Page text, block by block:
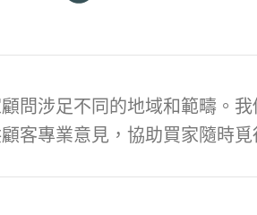
問涉足不同的地域和範疇。
客專業意見，協助買家隨時覓